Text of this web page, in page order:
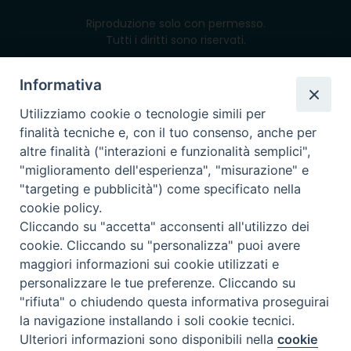
Riproduzione solo con permesso.
Tutti i diritti sono riservati.
powered with
Preferenze Cookie
Informativa
Utilizziamo cookie o tecnologie simili per
finalità tecniche e, con il tuo consenso, anche per
altre finalità ("interazioni e funzionalità semplici",
"miglioramento dell'esperienza", "misurazione" e
"targeting e pubblicità") come specificato nella
cookie policy.
Cliccando su "accetta" acconsenti all'utilizzo dei
cookie. Cliccando su "personalizza" puoi avere
maggiori informazioni sui cookie utilizzati e
personalizzare le tue preferenze. Cliccando su
"rifiuta" o chiudendo questa informativa proseguirai
la navigazione installando i soli cookie tecnici.
Ulteriori informazioni sono disponibili nellacookie